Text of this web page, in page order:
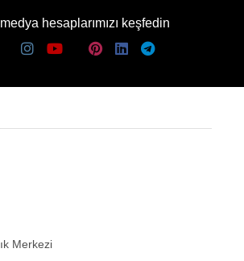
hesaplarımızı keşfedin
Merkezi